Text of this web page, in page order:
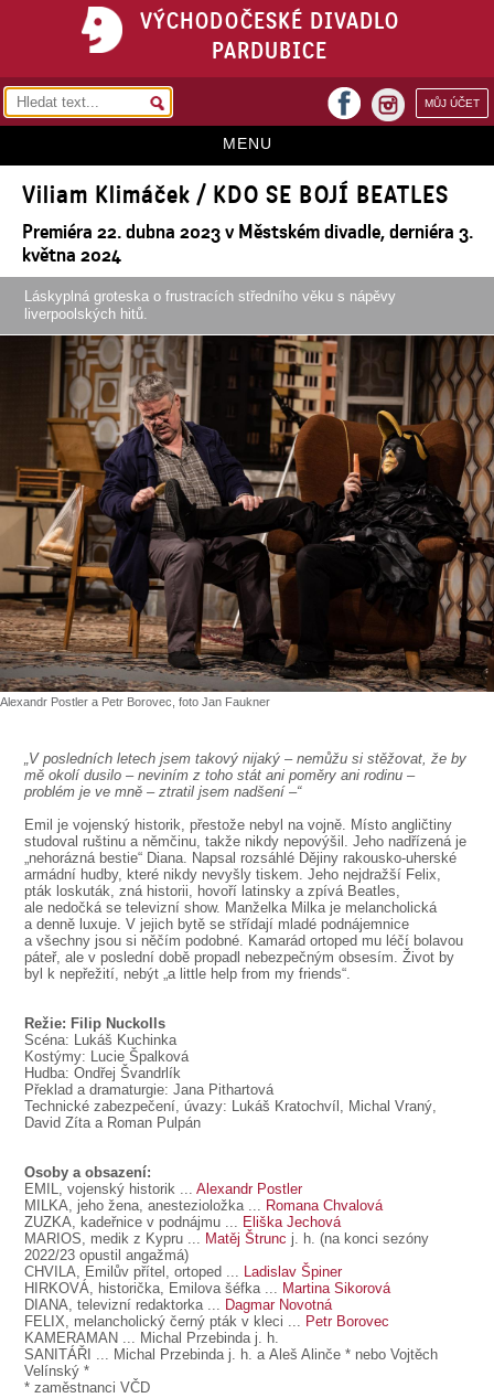
VÝCHODOČESKÉ DIVADLO
PARDUBICE
MŮJ ÚČET
facebook
MENU
HOME
PROGRAM
REPERTOÁR
PŘEDPLATNÉ
KONTAKTY
O DIVADLE
SOUBOR
DÁLE NABÍZÍME
Viliam Klimáček / KDO SE BOJÍ BEATLES
Premiéra 22. dubna 2023 v Městském divadle, derniéra 3.
května 2024
Láskyplná groteska o frustracích středního věku s nápěvy
liverpoolských hitů.
Alexandr Postler a Petr Borovec, foto Jan Faukner
„V posledních letech jsem takový nijaký – nemůžu si stěžovat, že by
mě okolí dusilo – neviním z toho stát ani poměry ani rodinu –
problém je ve mně – ztratil jsem nadšení –“
Emil je vojenský historik, přestože nebyl na vojně. Místo angličtiny
studoval ruštinu a němčinu, takže nikdy nepovýšil. Jeho nadřízená je
„nehorázná bestie“ Diana. Napsal rozsáhlé Dějiny rakousko-uherské
armádní hudby, které nikdy nevyšly tiskem. Jeho nejdražší Felix,
pták loskuták, zná historii, hovoří latinsky a zpívá Beatles,
ale nedočká se televizní show. Manželka Milka je melancholická
a denně luxuje. V jejich bytě se střídají mladé podnájemnice
a všechny jsou si něčím podobné. Kamarád ortoped mu léčí bolavou
páteř, ale v poslední době propadl nebezpečným obsesím. Život by
byl k nepřežití, nebýt „a little help from my friends“.
Režie: Filip Nuckolls
Scéna: Lukáš Kuchinka
Kostýmy: Lucie Špalková
Hudba: Ondřej Švandrlík
Překlad a dramaturgie: Jana Pithartová
Technické zabezpečení, úvazy: Lukáš Kratochvíl, Michal Vraný,
David Zíta a Roman Pulpán
Osoby a obsazení:
EMIL, vojenský historik ...Alexandr Postler
MILKA, jeho žena, anestezioložka ... Romana Chvalová
ZUZKA, kadeřnice v podnájmu ... Eliška Jechová
MARIOS, medik z Kypru ... Matěj Štrunc j. h. (na konci sezóny
2022/23 opustil angažmá)
CHVILA, Emilův přítel, ortoped ... Ladislav Špiner
HIRKOVÁ, historička, Emilova šéfka ... Martina Sikorová
DIANA, televizní redaktorka ... Dagmar Novotná
FELIX, melancholický černý pták v kleci ... Petr Borovec
KAMERAMAN ... Michal Przebinda j. h.
SANITÁŘI ... Michal Przebinda j. h. a Aleš Alinče * nebo Vojtěch
Velínský *
* zaměstnanci VČD